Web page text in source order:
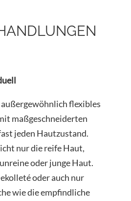
außergewöhnlich flexibles
maßgeschneiderten
jeden Hautzustand.
nur die reife Haut,
oder junge Haut.
oder auch nur
wie die empfindliche